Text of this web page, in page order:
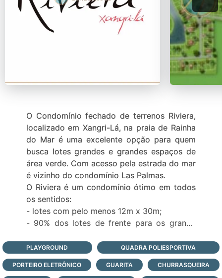
O Condomínio fechado de terrenos Riviera,
localizado em Xangri-Lá, na praia de Rainha
do Mar é uma excelente opção para quem
busca lotes grandes e grandes espaços de
área verde. Com acesso pela estrada do mar
é vizinho do condomínio Las Palmas.
O Riviera é um condomínio ótimo em todos
os sentidos:
- lotes com pelo menos 12m x 30m;
- 90% dos lotes de frente para os grande
- infraestrutura completa de lazer com
paradouro à beira-mar;
- 2 ambientes de estar;
PLAYGROUND QUADRA POLIESPORTIVA
PORTEIRO ELETRÔNICO GUARITA CHURRASQUEIRA